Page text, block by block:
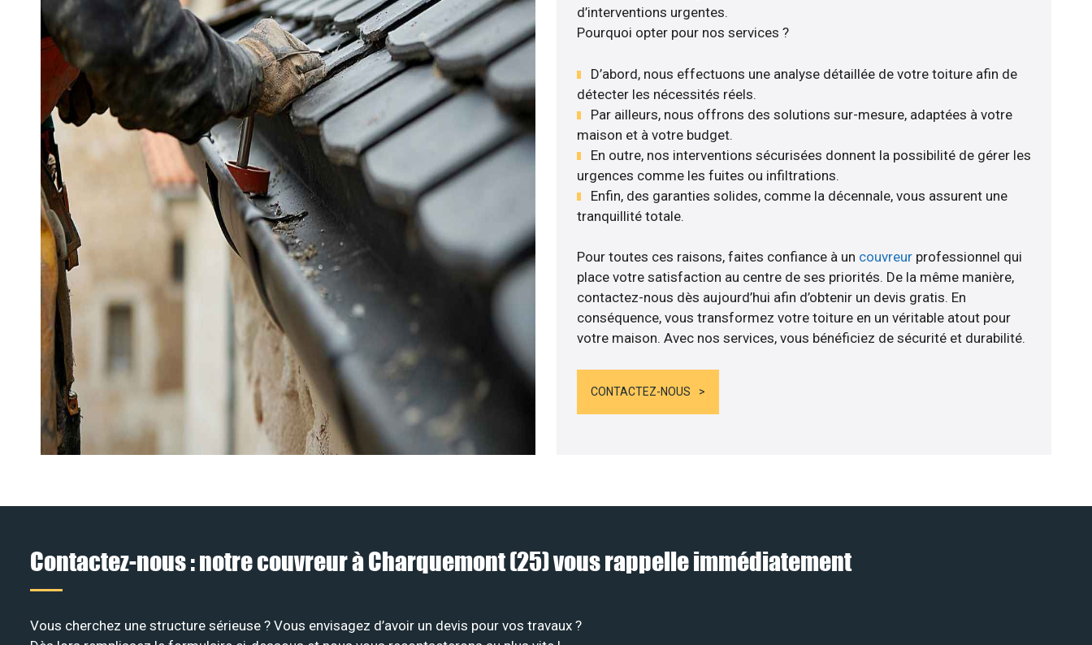
d’interventions urgentes.
Pourquoi opter pour nos services ?
D’abord, nous effectuons une analyse détaillée de votre toiture afin de
détecter les nécessités réels.
Par ailleurs, nous offrons des solutions sur-mesure, adaptées à votre
maison et à votre budget.
En outre, nos interventions sécurisées donnent la possibilité de gérer les
urgences comme les fuites ou infiltrations.
Enfin, des garanties solides, comme la décennale, vous assurent une
tranquillité totale.
Pour toutes ces raisons, faites confiance à un couvreurprofessionnel qui
place votre satisfaction au centre de ses priorités. De la même manière,
contactez-nous dès aujourd’hui afin d’obtenir un devis gratis. En
conséquence, vous transformez votre toiture en un véritable atout pour
votre maison. Avec nos services, vous bénéficiez de sécurité et durabilité.
CONTACTEZ-NOUS
Contactez-nous : notre couvreur à Charquemont (25) vous rappelle immédiatement
Vous cherchez une structure sérieuse ? Vous envisagez d’avoir un devis pour vos travaux ?